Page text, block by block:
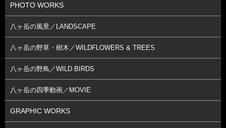
PHOTO WORKS
八ヶ岳の風景／LANDSCAPE
八ヶ岳の野草・樹木／WILDFLOWERS & TREES
八ヶ岳の野鳥／WILD BIRDS
八ヶ岳の四季動画／MOVIE
GRAPHIC WORKS